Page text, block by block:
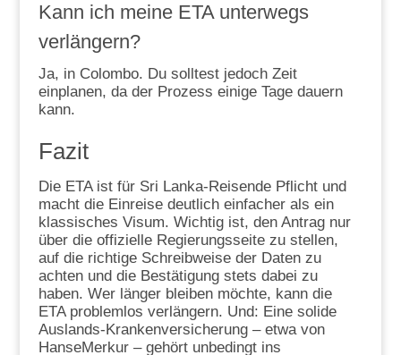
Kann ich meine ETA unterwegs
verlängern?
Ja, in Colombo. Du solltest jedoch Zeit
einplanen, da der Prozess einige Tage dauern
kann.
Fazit
Die ETA ist für Sri Lanka-Reisende Pflicht und
macht die Einreise deutlich einfacher als ein
klassisches Visum. Wichtig ist, den Antrag nur
über die offizielle Regierungsseite zu stellen,
auf die richtige Schreibweise der Daten zu
achten und die Bestätigung stets dabei zu
haben. Wer länger bleiben möchte, kann die
ETA problemlos verlängern. Und: Eine solide
Auslands-Krankenversicherung – etwa von
HanseMerkur – gehört unbedingt ins